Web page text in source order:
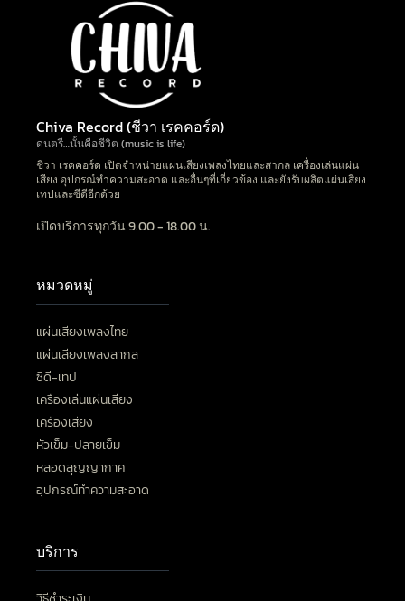
Chiva Record (ชีวา เรคคอร์ด)
ดนตรี…นั้นคือชีวิต (music is life)
ชีวา เรคคอร์ด เปิดจำหน่ายแผ่นเสียงเพลงไทยและสากล เครื่องเล่นแผ่น
เสียง อุปกรณ์ทำความสะอาด และอื่นๆที่เกี่ยวข้อง และยังรับผลิตแผ่นเสียง
เทปและซีดีอีกด้วย
เปิดบริการทุกวัน 9.00 - 18.00 น.
หมวดหมู่
แผ่นเสียงเพลงไทย
แผ่นเสียงเพลงสากล
ซีดี-เทป
เครื่องเล่นแผ่นเสียง
เครื่องเสียง
หัวเข็ม-ปลายเข็ม
หลอดสุญญากาศ
อุปกรณ์ทำความสะอาด
บริการ